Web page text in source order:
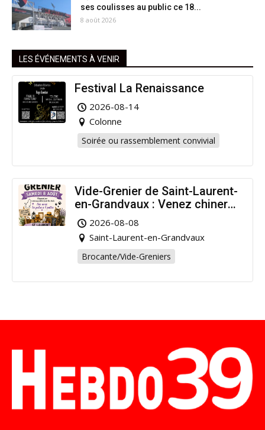
ses coulisses au public ce 18...
8 août 2026
LES ÉVÉNEMENTS À VENIR
Festival La Renaissance
2026-08-14
Colonne
Soirée ou rassemblement convivial
Vide-Grenier de Saint-Laurent-
en-Grandvaux : Venez chiner
pour la bonne cause !
2026-08-08
Saint-Laurent-en-Grandvaux
Brocante/Vide-Greniers